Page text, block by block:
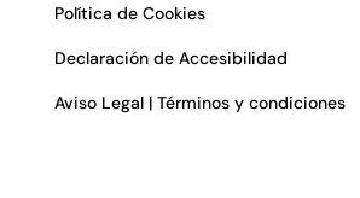
Política de Cookies
Declaración de Accesibilidad
Aviso Legal | Términos y condiciones